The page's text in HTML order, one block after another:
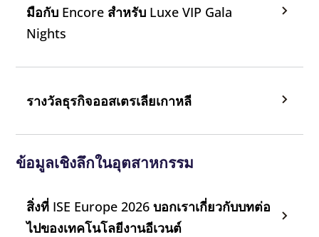
มือกับ Encore สําหรับ Luxe VIP Gala
Nights
รางวัลธุรกิจออสเตรเลียเกาหลี
ข้อมูลเชิงลึกในอุตสาหกรรม
สิ่งที่ ISE Europe 2026 บอกเราเกี่ยวกับบทต่อ
ไปของเทคโนโลยีงานอีเวนต์